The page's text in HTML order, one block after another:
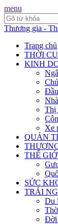
menu
Thương gia -
Trang chủ
THỜI
KINH
Thị
Xe
QUẢN
THẾ
SỨC
TRẢI
Du
Đời